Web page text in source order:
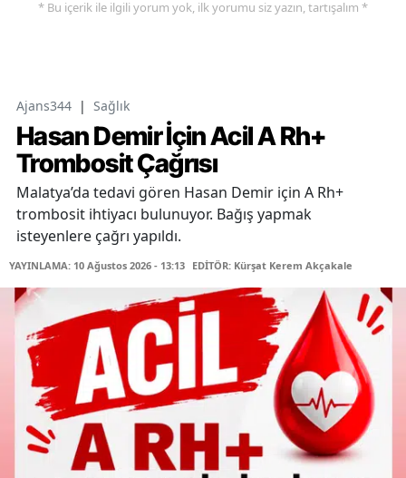
* Bu içerik ile ilgili yorum yok, ilk yorumu siz yazın, tartışalım *
Ajans344 | Sağlık
Hasan Demir İçin Acil A Rh+
Trombosit Çağrısı
Malatya’da tedavi gören Hasan Demir için A Rh+
trombosit ihtiyacı bulunuyor. Bağış yapmak
isteyenlere çağrı yapıldı.
YAYINLAMA: 10 Ağustos 2026 - 13:13 EDİTÖR: Kürşat Kerem Akçakale